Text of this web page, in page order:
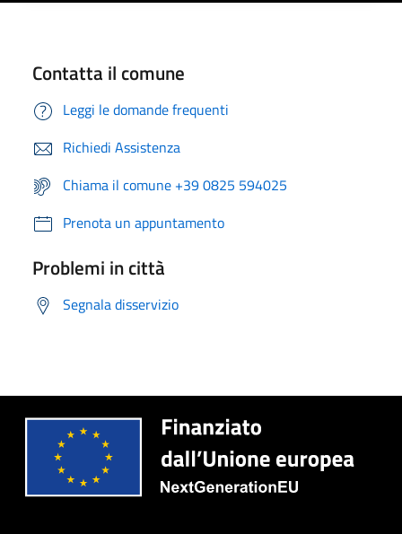
Contatta il comune
Leggi le domande frequenti
Richiedi Assistenza
Chiama il comune +39 0825 594025
Prenota un appuntamento
Problemi in città
Segnala disservizio